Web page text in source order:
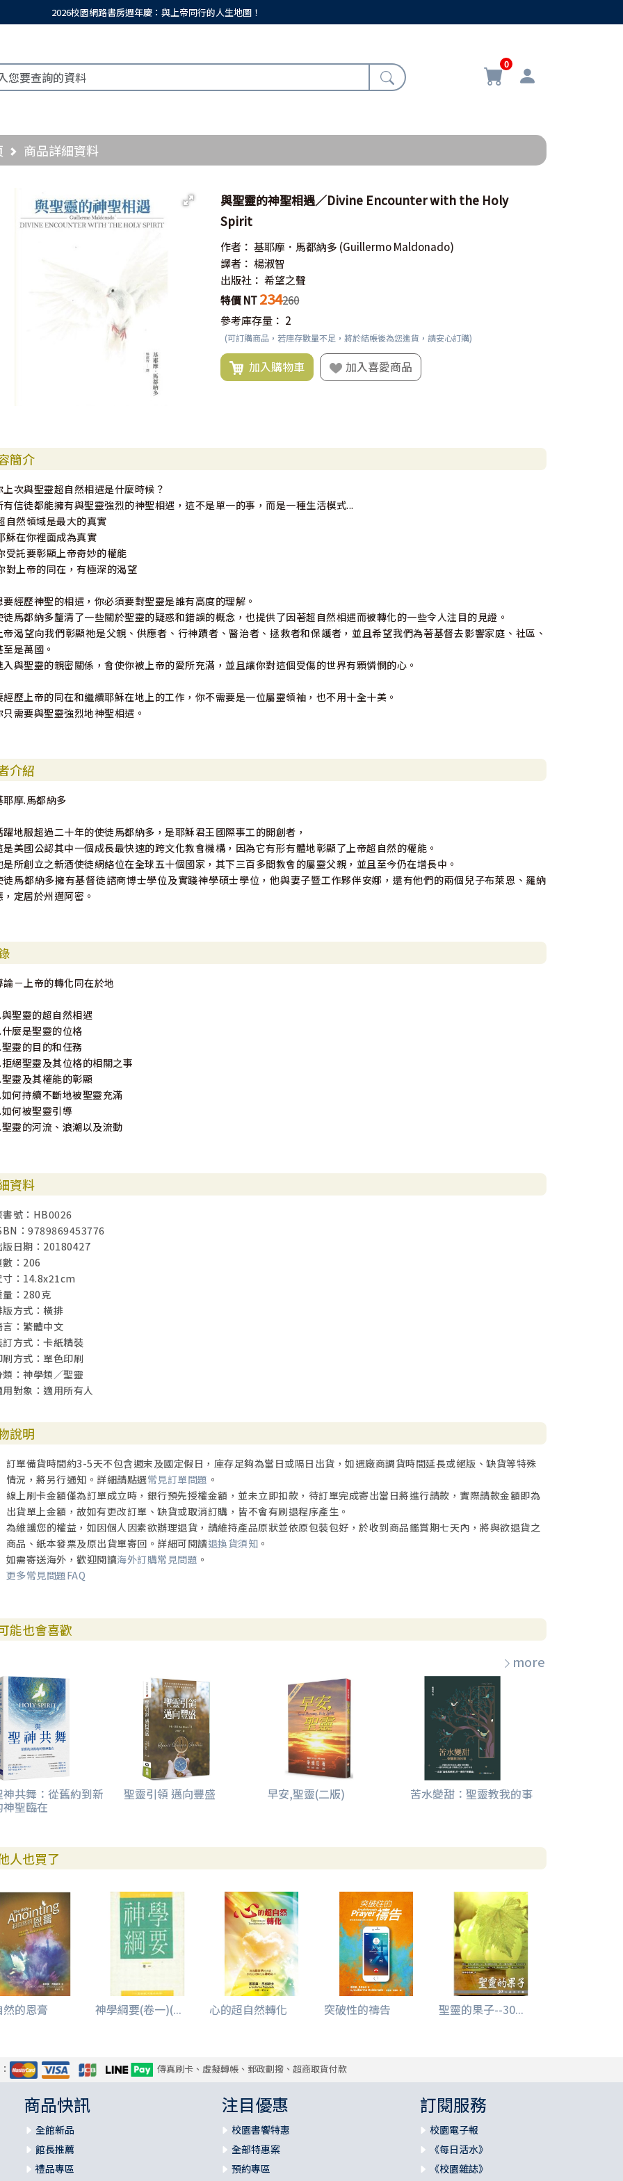
2026校園網路書房週年慶：與上帝同行的人生地圖！
0
商品詳細資料
與聖靈的神聖相遇／Divine Encounter with the Holy
Spirit
作者： 基耶摩．馬都納多 (Guillermo Maldonado)
譯者： 楊淑智
出版社： 希望之聲
特價 NT234260
參考庫存量： 2
(可訂購商品，若庫存數量不足，將於結帳後為您進貨，請安心訂購)
加入購物車 加入喜愛商品
簡介
上次與聖靈超自然相遇是什麼時候？
有信徒都能擁有與聖靈強烈的神聖相遇，這不是單一的事，而是一種生活模式...
自然領域是最大的真實
穌在你裡面成為真實
受託要彰顯上帝奇妙的權能
對上帝的同在，有極深的渴望
要經歷神聖的相遇，你必須要對聖靈是誰有高度的理解。
徒馬都納多釐清了一些關於聖靈的疑惑和錯誤的概念，也提供了因著超自然相遇而被轉化的一些令人注目的見證。
帝渴望向我們彰顯祂是父親、供應者、行神蹟者、醫治者、拯救者和保護者，並且希望我們為著基督去影響家庭、社區、
至是萬國。
入與聖靈的親密關係，會使你被上帝的愛所充滿，並且讓你對這個受傷的世界有顆憐憫的心。
經歷上帝的同在和繼續耶穌在地上的工作，你不需要是一位屬靈領袖，也不用十全十美。
只需要與聖靈強烈地神聖相遇。
介紹
耶摩.馬都納多
躍地服超過二十年的使徒馬都納多，是耶穌君王國際事工的開創者，
是美國公認其中一個成長最快速的跨文化教會機構，因為它有形有體地彰顯了上帝超自然的權能。
是所創立之新酒使徒網絡位在全球五十個國家，其下三百多間教會的屬靈父親，並且至今仍在增長中。
徒馬都納多擁有基督徒諮商博士學位及實踐神學碩士學位，他與妻子暨工作夥伴安娜，還有他們的兩個兒子布萊恩、羅納
，定居於州邁阿密。
論－上帝的轉化同在於地
聖靈的超自然相遇
麼是聖靈的位格
靈的目的和任務
絕聖靈及其位格的相關之事
靈及其權能的彰顯
何持續不斷地被聖靈充滿
何被聖靈引導
靈的河流、浪潮以及流動
資料
書號：HB0026
：9789869453776
版日期：20180427
數：206
寸：14.8x21cm
量：280克
版方式：橫排
言：繁體中文
訂方式：卡紙精裝
刷方式：單色印刷
類：神學類／聖靈
用對象：適用所有人
說明
訂單備貨時間約3-5天不包含週末及國定假日，庫存足夠為當日或隔日出貨，如遇廠商調貨時間延長或絕版、缺貨等特殊
情況，將另行通知。詳細請點選常見訂單問題 。
線上刷卡金額僅為訂單成立時，銀行預先授權金額，並未立即扣款，待訂單完成寄出當日將進行請款，實際請款金額即為
出貨單上金額，故如有更改訂單、缺貨或取消訂購，皆不會有刷退程序產生。
為維護您的權益，如因個人因素欲辦理退貨，請維持產品原狀並依原包裝包好，於收到商品鑑賞期七天內，將與欲退貨之
商品、紙本發票及原出貨單寄回。詳細可閱讀退換貨須知 。
如需寄送海外，歡迎閱讀海外訂購常見問題 。
更多常見問題FAQ
能也會喜歡
more
神共舞：從舊約到新
聖臨在
聖靈引領 邁向豐盛 早安,聖靈(二版) 苦水變甜：聖靈教我的事
人也買了
的恩膏 神學綱要(卷一)(... 心的超自然轉化 突破性的禱告 聖靈的果子--30...
傳真刷卡、虛擬轉帳、郵政劃撥、超商取貨付款
商品快訊
全館新品
館長推薦
禮品專區
注目優惠
校園書饗特惠
全部特惠案
預約專區
訂閱服務
校園電子報
《每日活水》
《校園雜誌》